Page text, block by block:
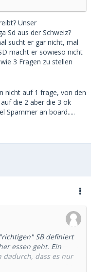
Unser
Sd aus der Schweiz?
sucht er gar nicht, mal
macht er sowieso nicht
3 Fragen zu stellen
nicht auf 1 frage, von den
die 2 aber die 3 ok
Spammer an board.....
SB definiert
essen geht. Ein
dadurch, dass es nur